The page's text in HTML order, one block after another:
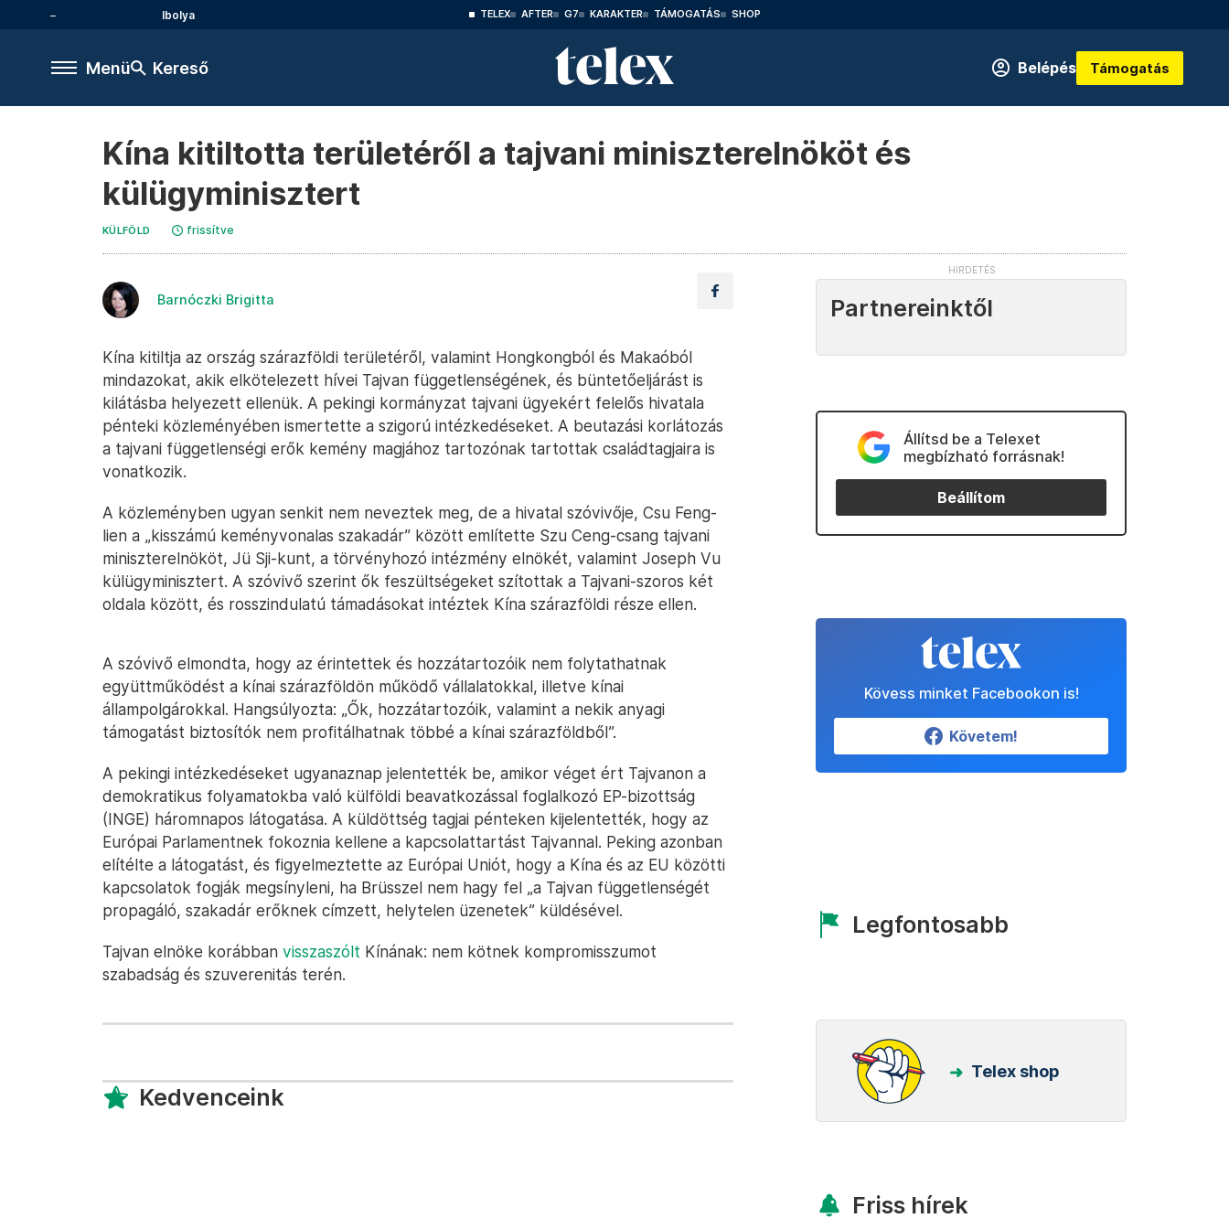
Ibolya TELEX AFTER G7 KARAKTER TÁMOGATÁS SHOP
Menü Kereső Belépés Támogatás
Kína kitiltotta területéről a tajvani miniszterelnököt és
külügyminisztert
KÜLFÖLD frissítve
Barnóczki Brigitta
Kína kitiltja az ország szárazföldi területéről, valamint Hongkongból és Makaóból
mindazokat, akik elkötelezett hívei Tajvan függetlenségének, és büntetőeljárást is
kilátásba helyezett ellenük. A pekingi kormányzat tajvani ügyekért felelős hivatala
pénteki közleményében ismertette a szigorú intézkedéseket. A beutazási korlátozás
a tajvani függetlenségi erők kemény magjához tartozónak tartottak családtagjaira is
vonatkozik.
A közleményben ugyan senkit nem neveztek meg, de a hivatal szóvivője, Csu Feng-
lien a „kisszámú keményvonalas szakadár” között említette Szu Ceng-csang tajvani
miniszterelnököt, Jü Sji-kunt, a törvényhozó intézmény elnökét, valamint Joseph Vu
külügyminisztert. A szóvivő szerint ők feszültségeket szítottak a Tajvani-szoros két
oldala között, és rosszindulatú támadásokat intéztek Kína szárazföldi része ellen.
A szóvivő elmondta, hogy az érintettek és hozzátartozóik nem folytathatnak
együttműködést a kínai szárazföldön működő vállalatokkal, illetve kínai
állampolgárokkal. Hangsúlyozta: „Ők, hozzátartozóik, valamint a nekik anyagi
támogatást biztosítók nem profitálhatnak többé a kínai szárazföldből”.
A pekingi intézkedéseket ugyanaznap jelentették be, amikor véget ért Tajvanon a
demokratikus folyamatokba való külföldi beavatkozással foglalkozó EP-bizottság
(INGE) háromnapos látogatása. A küldöttség tagjai pénteken kijelentették, hogy az
Európai Parlamentnek fokoznia kellene a kapcsolattartást Tajvannal. Peking azonban
elítélte a látogatást, és figyelmeztette az Európai Uniót, hogy a Kína és az EU közötti
kapcsolatok fogják megsínyleni, ha Brüsszel nem hagy fel „a Tajvan függetlenségét
propagáló, szakadár erőknek címzett, helytelen üzenetek” küldésével.
Tajvan elnöke korábban visszaszólt Kínának: nem kötnek kompromisszumot
szabadság és szuverenitás terén.
Kedvenceink
Partnereinktől
Állítsd be a Telexet
megbízható forrásnak!
Beállítom
Kövess minket Facebookon is!
Követem!
Legfontosabb
Telex shop
Friss hírek